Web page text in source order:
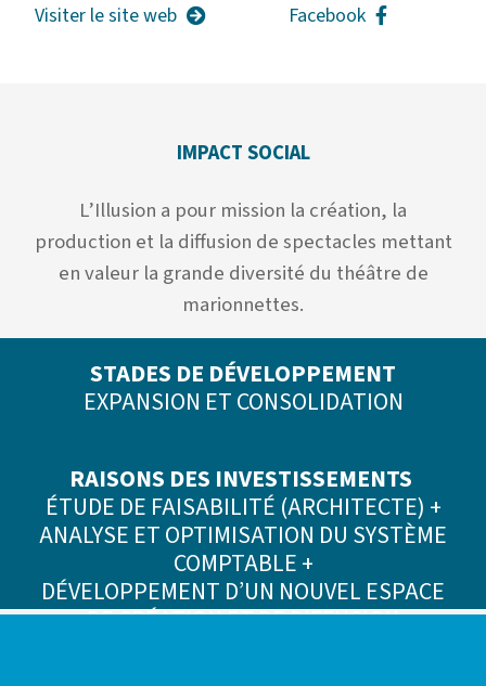
Visiter le site web Facebook
IMPACT SOCIAL
L’Illusion a pour mission la création, la
production et la diffusion de spectacles mettant
en valeur la grande diversité du théâtre de
marionnettes.
STADES DE DÉVELOPPEMENT
EXPANSION ET CONSOLIDATION
RAISONS DES INVESTISSEMENTS
ÉTUDE DE FAISABILITÉ (ARCHITECTE) +
ANALYSE ET OPTIMISATION DU SYSTÈME
COMPTABLE +
DÉVELOPPEMENT D’UN NOUVEL ESPACE
DE CRÉATION ET DE DIFFUSION